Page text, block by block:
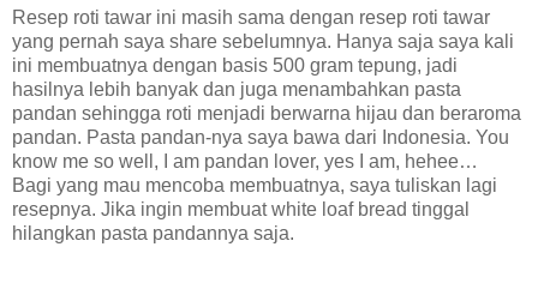
Resep roti tawar ini masih sama dengan resep roti tawar
yang pernah saya share sebelumnya. Hanya saja saya kali
ini membuatnya dengan basis 500 gram tepung, jadi
hasilnya lebih banyak dan juga menambahkan pasta
pandan sehingga roti menjadi berwarna hijau dan beraroma
pandan. Pasta pandan-nya saya bawa dari Indonesia. You
know me so well, I am pandan lover, yes I am, hehee…
Bagi yang mau mencoba membuatnya, saya tuliskan lagi
resepnya. Jika ingin membuat white loaf bread tinggal
hilangkan pasta pandannya saja.